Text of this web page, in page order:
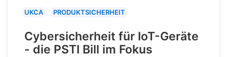
UKCA PRODUKTSICHERHEIT
Cybersicherheit für IoT-Geräte
- die PSTI Bill im Fokus